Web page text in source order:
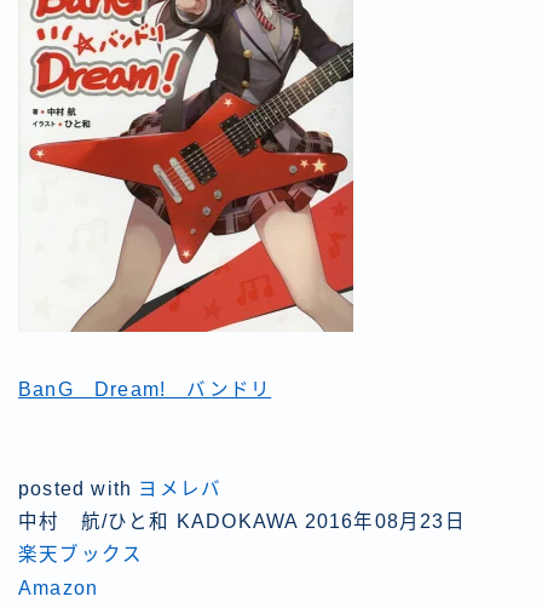
BanG Dream! バンドリ
posted with ヨメレバ
中村 航/ひと和 KADOKAWA 2016年08月23日
楽天ブックス
Amazon